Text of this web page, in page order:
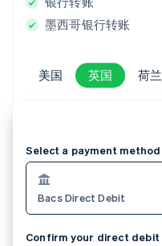
墨西哥银行转账
美国 英国 荷兰
美国 英国 荷兰
Betaalmethode
Kaart
iDEAL-bank